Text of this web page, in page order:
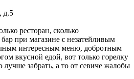
д.5
ресторан, сколько
при магазине с незатейливым
интересным меню, добротным
вкусной едой, вот только горелку
лучше забрать, а то от севиче жалобы